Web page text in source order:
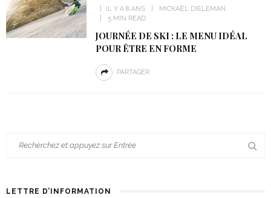
IL Y A 8 ANS
MICKAËL DIELEMAN
5 MIN READ
JOURNÉE DE SKI : LE MENU IDÉAL
POUR ÊTRE EN FORME
PARTAGER
LETTRE D’INFORMATION